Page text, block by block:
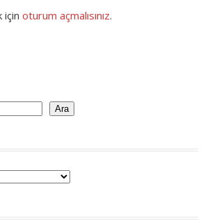
için oturum açmalısınız.
Ara